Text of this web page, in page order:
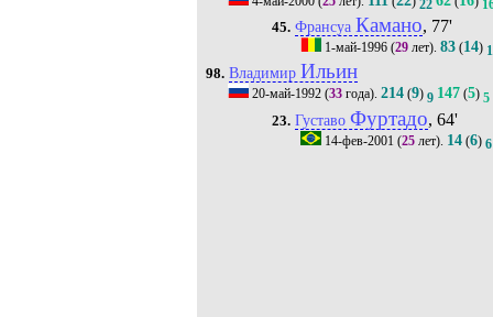
22
45. Франсуа Камано, 77'
1-май-1996 (29 лет).83 (14)
98. Владимир Ильин
20-май-1992(33года). 214(9) 9 147(5) 5
23. Густаво Фуртадо, 64'
14-фев-2001 (25 лет). 14 (6) 6